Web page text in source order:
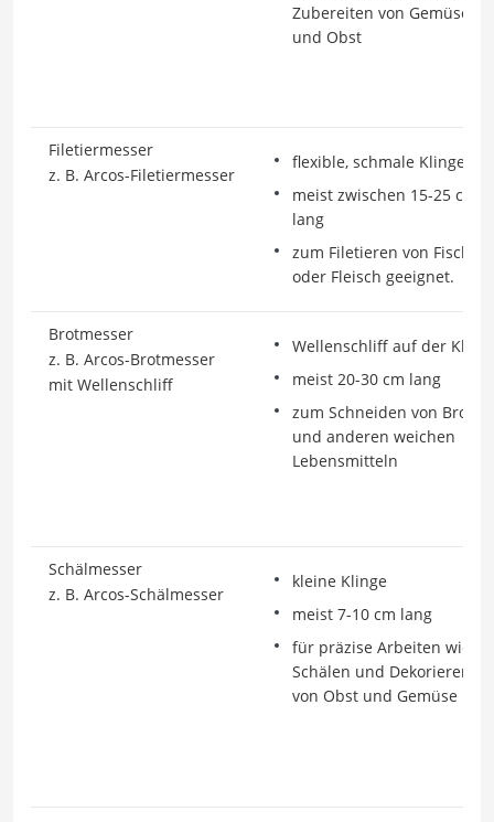
Zubereiten von Gemüse
und Obst
Filetiermesser
z. B. Arcos-Filetiermesser
flexible, schmale Klinge
meist zwischen 15-25 cm
lang
zum Filetieren von Fisch
oder Fleisch geeignet.
Brotmesser
z. B. Arcos-Brotmesser
mit Wellenschliff
Wellenschliff auf der
meist 20-30 cm lang
zum Schneiden von Brot
und anderen weichen
Lebensmitteln
Schälmesser
z. B. Arcos-Schälmesser
kleine Klinge
meist 7-10 cm lang
für präzise Arbeiten wie
Schälen und Dekorieren
von Obst und Gemüse